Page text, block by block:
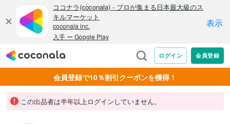
会員登録で10％割引クーポンを獲得！
この出品者は半年以上ログインしていません。